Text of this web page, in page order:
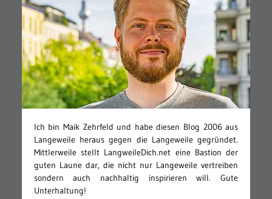
Ich bin Maik Zehrfeld und habe diesen Blog 2006 aus
Langeweile heraus gegen die Langeweile gegründet.
Mittlerweile stellt LangweileDich.net eine Bastion der
guten Laune dar, die nicht nur Langeweile vertreiben
sondern auch nachhaltig inspirieren will. Gute
Unterhaltung!